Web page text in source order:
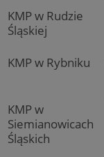
KMP w Rudzie
Śląskiej
KMP w Rybniku
KMP w
Siemianowicach
Śląskich